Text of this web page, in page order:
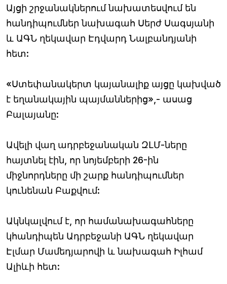
Այցի շրջանակներում նախատեսվում են
հանդիպումներ նախագահ Սերժ Սագսյանի
և ԱԳՆ ղեկավար Էդվարդ Նալբանդյանի
հետ:
«Ստեփանակերտ կայանալիք այցը կախված
է եղանակային պայմաններից»,- ասաց
Բալայանը:
Ավելի վաղ ադրբեջանական ԶԼՄ-ները
հայտնել էին, որ նոյեմբերի 26-ին
միջնորդները մի շարք հանդիպումներ
կունենան Բաքվում:
Ակնկալվում է, որ համանախագահները
կհանդիպեն Ադրբեջանի ԱԳՆ ղեկավար
Էլմար Մամեդյարովի և նախագահ Իլհամ
Ալիևի հետ: